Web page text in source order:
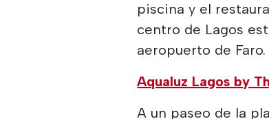
piscina y el
centro de Lagos
aeropuerto de Faro.
Aqualuz Lagos by
A un paseo de la